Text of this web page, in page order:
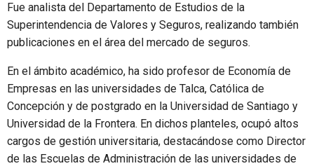
Fue analista del Departamento de Estudios de la
Superintendencia de Valores y Seguros, realizando también
publicaciones en el área del mercado de seguros.
En el ámbito académico, ha sido profesor de Economía de
Empresas en las universidades de Talca, Católica de
Concepción y de postgrado en la Universidad de Santiago y
Universidad de la Frontera. En dichos planteles, ocupó altos
cargos de gestión universitaria, destacándose como Director
de las Escuelas de Administración de las universidades de